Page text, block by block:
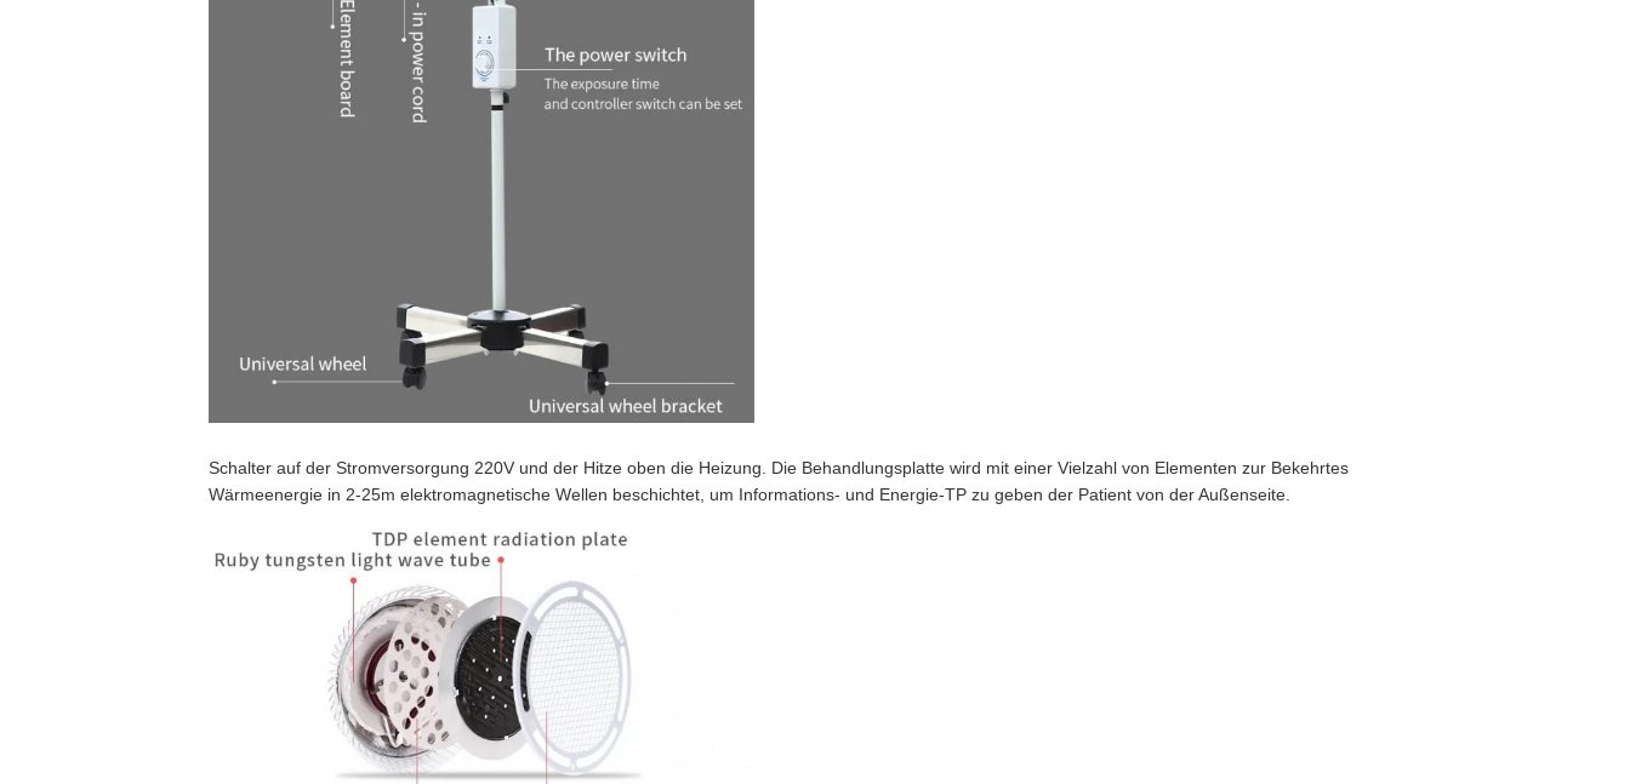
Schalter auf der Stromversorgung 220V und der Hitze oben die Heizung. Die Behandlungsplatte wird mit einer Vielzahl von Elementen zur Bekehrtes
Wärmeenergie in 2-25m elektromagnetische Wellen beschichtet, um Informations- und Energie-TP zu geben der Patient von der Außenseite.